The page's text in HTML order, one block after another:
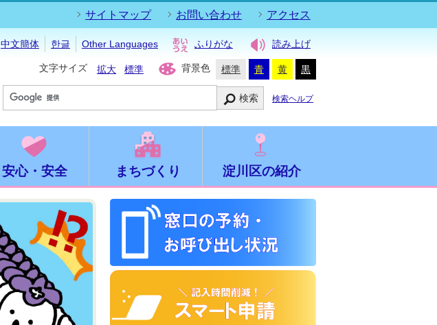
サイトマップ お問い合わせ アクセス
中文簡体 한글 Other Languages ふりがな 読み上げ
文字サイズ 拡大 標準 背景色 標準 青 黄 黒
検索 検索ヘルプ
安心・安全 まちづくり 淀川区の紹介